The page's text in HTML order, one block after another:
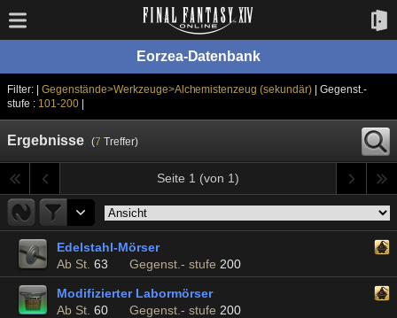
Eorzea-Datenbank
Filter: | Gegenstände>Werkzeuge>Alchemistenzeug (sekundär) | Gegenst.-
stufe : 101-200|
Ergebnisse (7 Treffer)
Seite 1 (von 1)
Edelstahl-Mörser
Ab St. 63 Gegenst.- stufe 200
Modifizierter Labormörser
Ab St. 60 Gegenst.- stufe 200